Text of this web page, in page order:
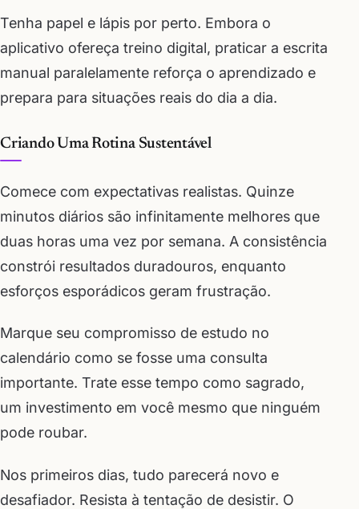
Tenha papel e lápis por perto. Embora o
aplicativo ofereça treino digital, praticar a escrita
manual paralelamente reforça o aprendizado e
prepara para situações reais do dia a dia.
Criando Uma Rotina Sustentável
Comece com expectativas realistas. Quinze
minutos diários são infinitamente melhores que
duas horas uma vez por semana. A consistência
constrói resultados duradouros, enquanto
esforços esporádicos geram frustração.
Marque seu compromisso de estudo no
calendário como se fosse uma consulta
importante. Trate esse tempo como sagrado,
um investimento em você mesmo que ninguém
pode roubar.
Nos primeiros dias, tudo parecerá novo e
desafiador. Resista à tentação de desistir. O